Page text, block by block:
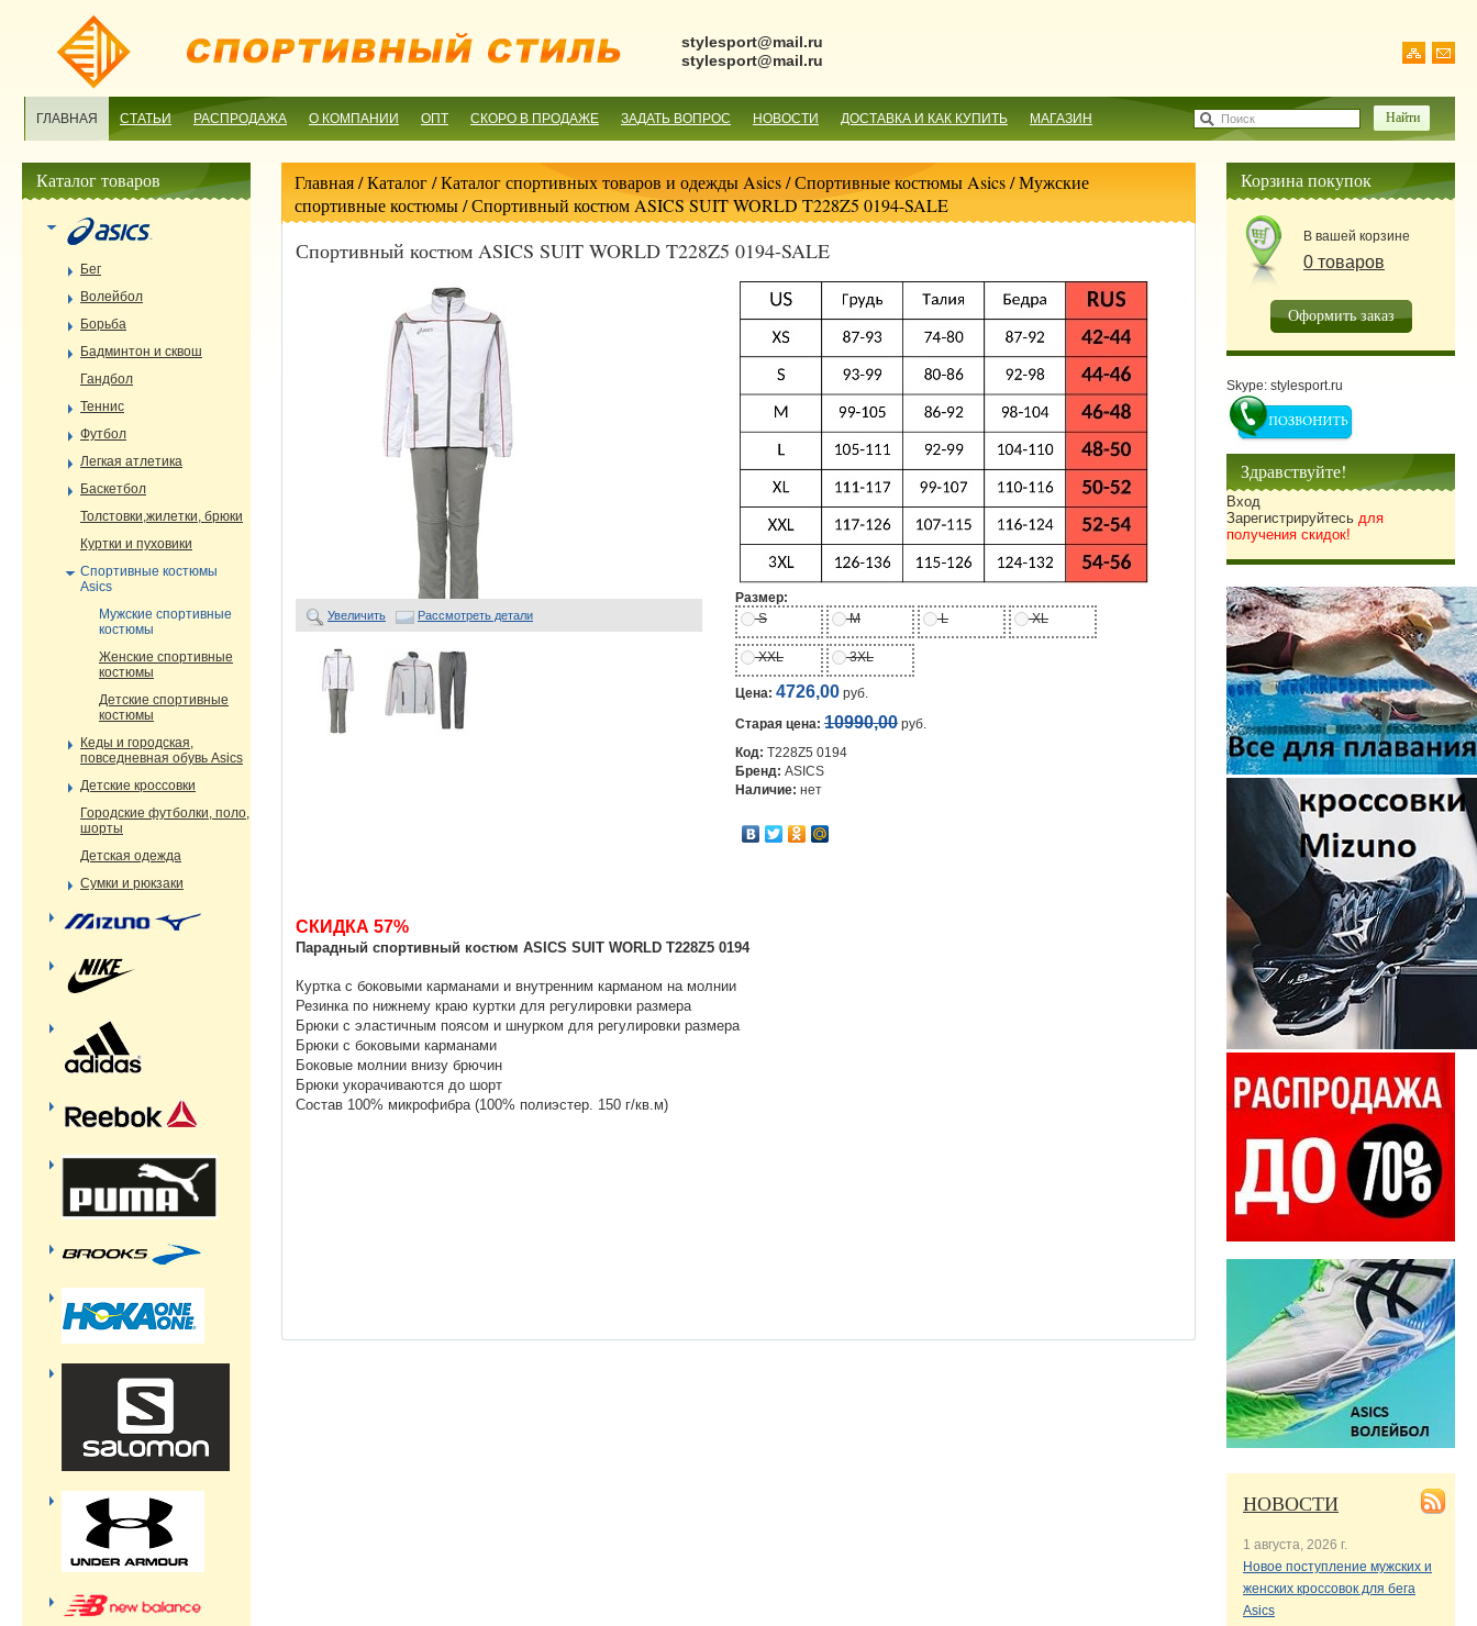
stylesport@mail.ru
stylesport@mail.ru
ГЛАВНАЯ СТАТЬИ РАСПРОДАЖА О КОМПАНИИ ОПТ СКОРО В ПРОДАЖЕ ЗАДАТЬ ВОПРОС НОВОСТИ ДОСТАВКА И КАК КУПИТЬ МАГАЗИН Поиск
Главная/ Каталог /Каталог спортивных товаров и одежды Asics/Спортивные костюмы Asics/Мужские
спортивные костюмы/ Спортивный костюм ASICS SUIT WORLD T228Z5 0194-SALE
Спортивный костюм ASICS SUIT WORLD T228Z5 0194-SALE
Увеличить Рассмотреть детали
Размер:
S
M L XL
XXL 3XL
Цена: 4726,00 руб.
Старая цена: 10990,00 руб.
Код: T228Z5 0194
Бренд: ASICS
Наличие: нет
СКИДКА 57%
Парадный спортивный костюм ASICS SUIT WORLD T228Z5 0194
Куртка с боковыми карманами и внутренним карманом на молнии
Резинка по нижнему краю куртки для регулировки размера
Брюки с эластичным поясом и шнурком для регулировки размера
Брюки с боковыми карманами
Боковые молнии внизу брючин
Брюки укорачиваются до шорт
Состав 100% микрофибра (100% полиэстер. 150 г/кв.м)
Каталог товаров
Бег
Волейбол
Борьба
Бадминтон и сквош
Гандбол
Теннис
Футбол
Легкая атлетика
Баскетбол
Толстовки,жилетки, брюки
Куртки и пуховики
Спортивные костюмы
Asics
Мужские спортивные
костюмы
Женские спортивные
костюмы
Детские спортивные
костюмы
Кеды и городская,
повседневная обувь Asics
Детские кроссовки
Городские футболки, поло,
шорты
Детская одежда
Сумки и рюкзаки
Корзина покупок
В вашей корзине
0 товаров
Оформить заказ
Skype: stylesport.ru
Здравствуйте!
Вход
Зарегистрируйтесь для
получения скидок!
НОВОСТИ
1 августа, 2026 г.
Новое поступление мужских и
женских кроссовок для бега
Asics